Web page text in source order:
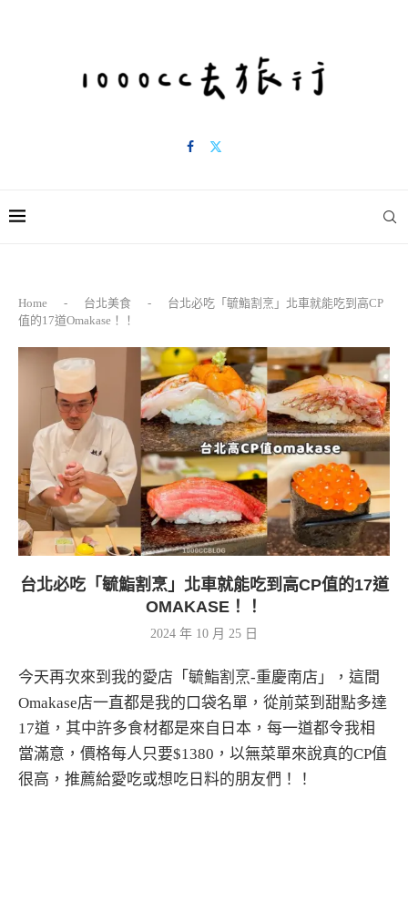
Home - 台北美食 -
台北必吃「毓鮨割烹」北車就能吃到高CP
值的17道Omakase！！
台北必吃「毓鮨割烹」北車就能吃到高CP值的17道
OMAKASE！！
2024 年 10 月 25 日
今天再次來到我的愛店「毓鮨割烹-重慶南店」，這間
Omakase店一直都是我的口袋名單，從前菜到甜點多達
17道，其中許多食材都是來自日本，每一道都令我相
當滿意，價格每人只要$1380，以無菜單來說真的CP值
很高，推薦給愛吃或想吃日料的朋友們！！